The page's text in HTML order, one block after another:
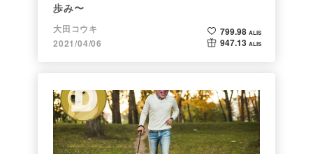
歩み〜
大田コウキ
2021/04/06
799.98 ALIS
947.13 ALIS